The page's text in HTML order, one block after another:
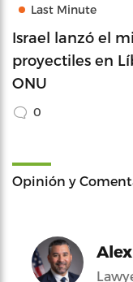
Last Minute
Israel lanzó el
proyectiles en
ONU
0
Opinión y